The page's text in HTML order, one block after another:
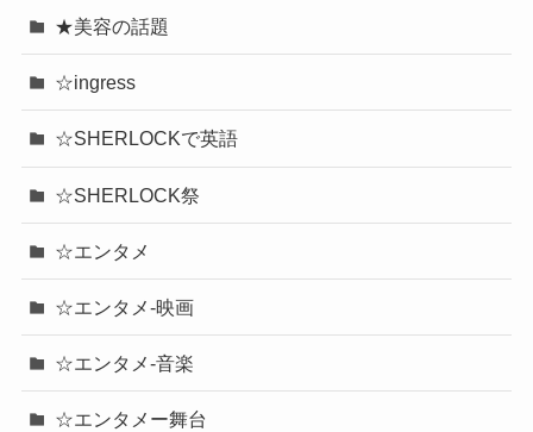
★美容の話題
☆ingress
☆SHERLOCKで英語
☆SHERLOCK祭
☆エンタメ
☆エンタメ-映画
☆エンタメ-音楽
☆エンタメー舞台